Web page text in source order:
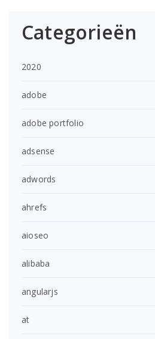
Categorieën
2020
adobe
adobe portfolio
adsense
adwords
ahrefs
aioseo
alibaba
angularjs
at